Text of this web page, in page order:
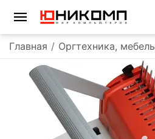
Главная / Оргтехника, мебель